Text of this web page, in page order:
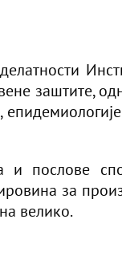
заштитe,
и послове
за
велико.